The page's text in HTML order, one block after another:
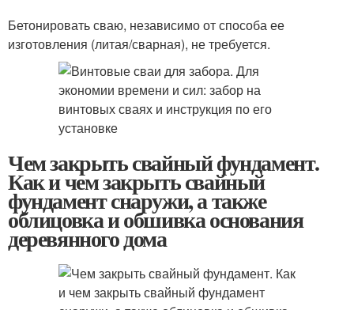
Бетонировать сваю, независимо от способа ее
изготовления (литая/сварная), не требуется.
Чем закрыть свайный фундамент.
Как и чем закрыть свайный
фундамент снаружи, а также
облицовка и обшивка основания
деревянного дома